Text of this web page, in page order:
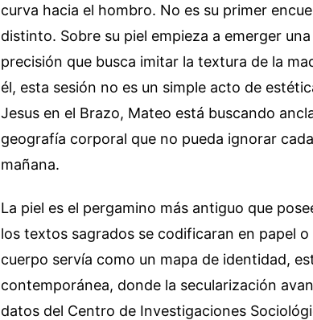
curva hacia el hombro. No es su primer
distinto. Sobre su piel empieza a emerger
precisión que busca imitar la textura de la
él, esta sesión no es un simple acto de
Jesus en el Brazo, Mateo está buscando
geografía corporal que no pueda ignorar
mañana.
La piel es el pergamino más antiguo que
los textos sagrados se codificaran en papel
cuerpo servía como un mapa de identidad,
contemporánea, donde la secularización
datos del Centro de Investigaciones